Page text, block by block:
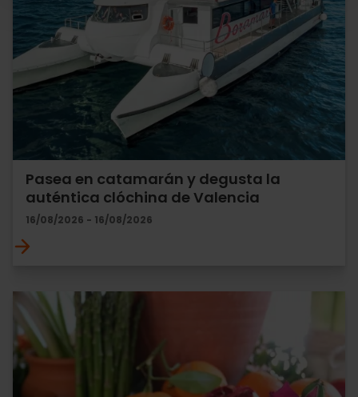
Pasea en catamarán y degusta la
auténtica clóchina de Valencia
16/08/2026 - 16/08/2026